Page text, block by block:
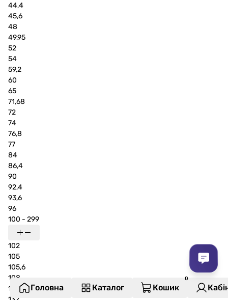
44,4
45,6
48
49,95
52
54
59,2
60
65
71,68
72
74
76,8
77
84
86,4
90
92,4
93,6
96
100 - 299
102
105
105,6
108
124,8 Головна Каталог Кошик